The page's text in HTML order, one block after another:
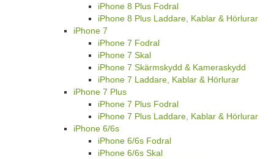
iPhone 8 Plus Fodral
iPhone 8 Plus Laddare, Kablar & Hörlurar
iPhone 7
iPhone 7 Fodral
iPhone 7 Skal
iPhone 7 Skärmskydd & Kameraskydd
iPhone 7 Laddare, Kablar & Hörlurar
iPhone 7 Plus
iPhone 7 Plus Fodral
iPhone 7 Plus Laddare, Kablar & Hörlurar
iPhone 6/6s
iPhone 6/6s Fodral
iPhone 6/6s Skal